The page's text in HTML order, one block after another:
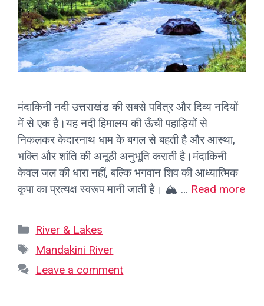
मंदाकिनी नदी उत्तराखंड की सबसे पवित्र और दिव्य नदियों
में से एक है।यह नदी हिमालय की ऊँची पहाड़ियों से
निकलकर केदारनाथ धाम के बगल से बहती है और आस्था,
भक्ति और शांति की अनूठी अनुभूति कराती है।मंदाकिनी
केवल जल की धारा नहीं, बल्कि भगवान शिव की आध्यात्मिक
कृपा का प्रत्यक्ष स्वरूप मानी जाती है। 🏔️ … Read more
Categories
River & Lakes
Tags
Mandakini River
Leave a comment